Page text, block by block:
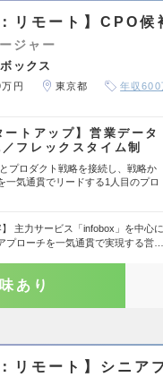
リモート】CPO候
ジャー
ックス
円 東京都 年収600
ートアップ】営業データ
フレックスタイム制
プロダクト戦略を接続し、戦略か
一気通貫でリードする1人目のプロ
】 主力サービス「infobox」を中心
プローチを一気通貫で実現する営…
あり
リモート】シニア